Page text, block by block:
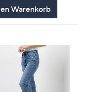
Warenkorb